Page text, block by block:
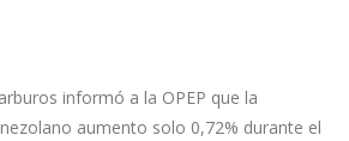
informó a la OPEP que la
aumento solo 0,72% durante el